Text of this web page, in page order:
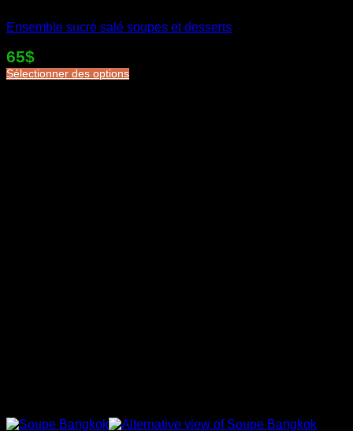
Ensemble sucré salé soupes et desserts
65$
Sélectionner des options